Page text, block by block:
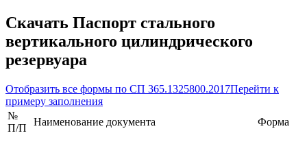
Скачать Паспорт стального
вертикального цилиндрического
резервуара
Отобразить все формы по СП 365.1325800.2017Перейти к
примеру заполнения
№
П/П
Наименование документа Форма